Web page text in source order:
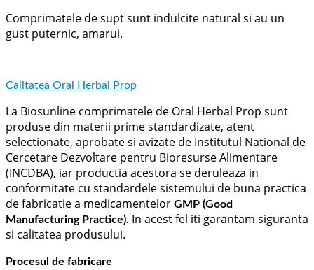
Comprimatele de supt sunt indulcite natural si au un
gust puternic, amarui.
Calitatea Oral Herbal Prop
La Biosunline comprimatele de Oral Herbal Prop sunt
produse din materii prime standardizate, atent
selectionate, aprobate si avizate de Institutul National de
Cercetare Dezvoltare pentru Bioresurse Alimentare
(INCDBA), iar productia acestora se deruleaza in
conformitate cu standardele sistemului de buna practica
de fabricatie a medicamentelor GMP (Good
Manufacturing Practice). In acest fel iti garantam siguranta
si calitatea produsului.
Procesul de fabricare